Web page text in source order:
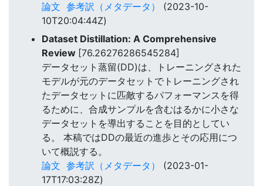
論文 参考訳（メタデータ）
(2023-10-
10T20:04:44Z)
Dataset Distillation: A Comprehensive
Review [76.26276286545284]
データセット蒸留(DD)は、トレーニングされた
モデルが元のデータセットでトレーニングされ
たデータセットに匹敵するパフォーマンスを得
るために、合成サンプルを含むはるかに小さな
データセットを導出することを目的としてい
る。 本稿ではDDの最近の進歩とその応用につ
いて概説する。
論文 参考訳（メタデータ）
(2023-01-
17T17:03:28Z)